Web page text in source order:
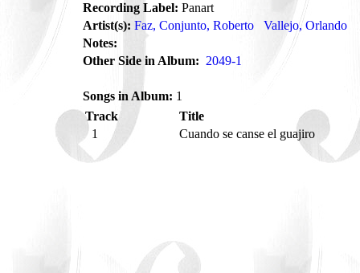
Recording Label: Panart
Artist(s): Faz, Conjunto, Roberto
Vallejo, Orlando
Notes:
Other Side in Album: 2049-1
Songs in Album: 1
Track
Title
1
Cuando se canse el guajiro